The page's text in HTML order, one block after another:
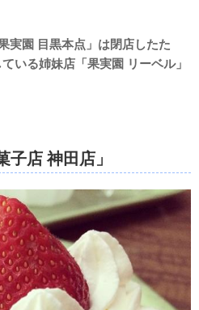
実園 目黒本点」は閉店したた
いる姉妹店「果実園 リーベル」
子店 神田店」